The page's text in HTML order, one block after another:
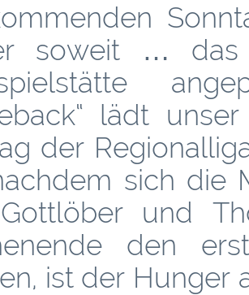
soweit …
lädt
der
sich die
und
den
ist der Hunger